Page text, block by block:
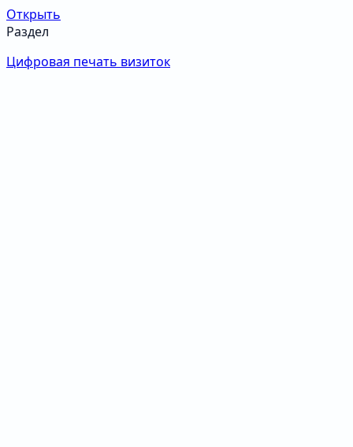
Открыть
Раздел
Цифровая печать визиток